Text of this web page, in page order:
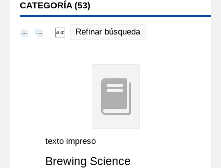
CATEGORÍA (53)
Refinar búsqueda
texto impreso
Brewing Science